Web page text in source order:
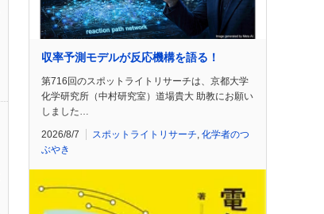
収率予測モデルが反応機構を語る！
第716回のスポットライトリサーチは、京都大学
化学研究所（中村研究室）道場貴大 助教にお願い
しました…
2026/8/7 スポットライトリサーチ 化学者のつ
ぶやき